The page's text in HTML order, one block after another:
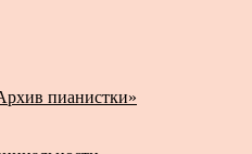
музыка, статьи…
пианистки»